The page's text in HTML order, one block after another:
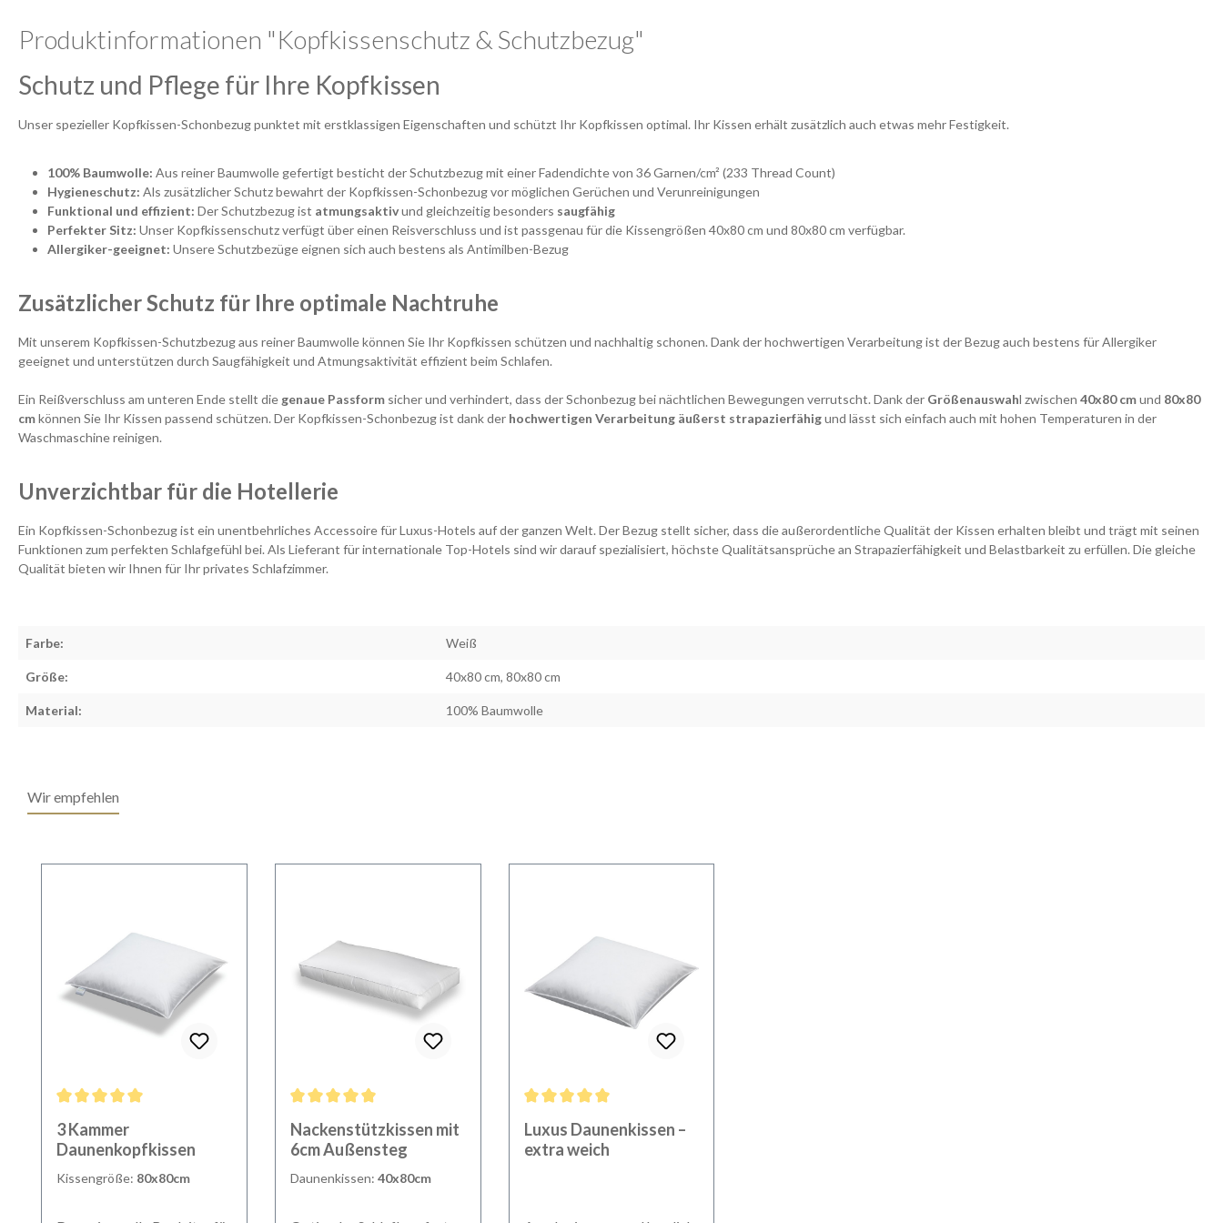
Produktinformationen "Kopfkissenschutz & Schutzbezug"
Schutz und Pflege für Ihre Kopfkissen
Unser spezieller Kopfkissen-Schonbezug punktet mit erstklassigen Eigenschaften und schützt Ihr Kopfkissen optimal. Ihr Kissen erhält zusätzlich auch etwas mehr Festigkeit.
100% Baumwolle: Aus reiner Baumwolle gefertigt besticht der Schutzbezug mit einer Fadendichte von 36 Garnen/cm² (233 Thread Count)
Hygieneschutz: Als zusätzlicher Schutz bewahrt der Kopfkissen-Schonbezug vor möglichen Gerüchen und Verunreinigungen
Funktional und effizient: Der Schutzbezug ist atmungsaktivund gleichzeitig besonders saugfähig
Perfekter Sitz: Unser Kopfkissenschutz verfügt über einen Reisverschluss und ist passgenau für die Kissengrößen 40x80 cm und 80x80 cm verfügbar.
Allergiker-geeignet: Unsere Schutzbezüge eignen sich auch bestens als Antimilben-Bezug
Zusätzlicher Schutz für Ihre optimale Nachtruhe
Mit unserem Kopfkissen-Schutzbezug aus reiner Baumwolle können Sie Ihr Kopfkissen schützen und nachhaltig schonen. Dank der hochwertigen Verarbeitung ist der Bezug auch bestens für Allergiker
geeignet und unterstützen durch Saugfähigkeit und Atmungsaktivität effizient beim Schlafen.
Ein Reißverschluss am unteren Ende stellt die genaue Passform sicher und verhindert, dass der Schonbezug bei nächtlichen Bewegungen verrutscht. Dank der Größenauswahl zwischen 40x80 cmund 80x80
cmkönnen Sie Ihr Kissen passend schützen. Der Kopfkissen-Schonbezug ist dank der hochwertigen Verarbeitung äußerst strapazierfähigund lässt sich einfach auch mit hohen Temperaturen in der
Waschmaschine reinigen.
Unverzichtbar für die Hotellerie
Ein Kopfkissen-Schonbezug ist ein unentbehrliches Accessoire für Luxus-Hotels auf der ganzen Welt. Der Bezug stellt sicher, dass die außerordentliche Qualität der Kissen erhalten bleibt und trägt mit seinen
Funktionen zum perfekten Schlafgefühl bei. Als Lieferant für internationale Top-Hotels sind wir darauf spezialisiert, höchste Qualitätsansprüche an Strapazierfähigkeit und Belastbarkeit zu erfüllen. Die gleiche
Qualität bieten wir Ihnen für Ihr privates Schlafzimmer.
Farbe: Weiß
Größe: 40x80 cm, 80x80 cm
Material: 100% Baumwolle
Wir empfehlen
3 Kammer
Daunenkopfkissen
Kissengröße: 80x80cm
Nackenstützkissen mit
6cm Außensteg
Daunenkissen: 40x80cm
Luxus Daunenkissen –
extra weich